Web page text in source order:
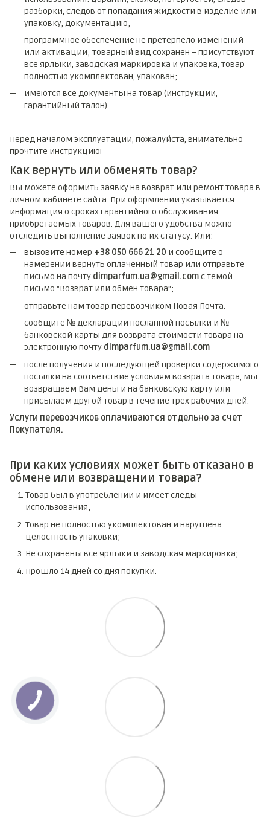
разборки, следов от попадания жидкости в изделие или
упаковку, документацию;
программное обеспечение не претерпело изменений
или активации; товарный вид сохранен – присутствуют
все ярлыки, заводская маркировка и упаковка, товар
полностью укомплектован, упакован;
имеются все документы на товар (инструкции,
гарантийный талон).
Перед началом эксплуатации, пожалуйста, внимательно
прочтите инструкцию!
Как вернуть или обменять товар?
Вы можете оформить заявку на возврат или ремонт товара в
личном кабинете сайта. При оформлении указывается
информация о сроках гарантийного обслуживания
приобретаемых товаров. Для вашего удобства можно
отследить выполнение заявок по их статусу. Или:
вызовите номер +38 050 666 21 20 и сообщите о
намерении вернуть оплаченный товар или отправьте
письмо на почту dimparfum.ua@gmail.comс темой
письмо "Возврат или обмен товара";
отправьте нам товар перевозчиком Новая Почта.
сообщите № декларации посланной посылки и №
банковской карты для возврата стоимости товара на
электронную почту dimparfum.ua@gmail.com
после получения и последующей проверки содержимого
посылки на соответствие условиям возврата товара, мы
возвращаем Вам деньги на банковскую карту или
присылаем другой товар в течение трех рабочих дней.
Услуги перевозчиков оплачиваются отдельно за счет
Покупателя.
При каких условиях может быть отказано в
обмене или возвращении товара?
Товар был в употреблении и имеет следы
использования;
Товар не полностью укомплектован и нарушена
целостность упаковки;
Не сохранены все ярлыки и заводская маркировка;
Прошло 14 дней со дня покупки.